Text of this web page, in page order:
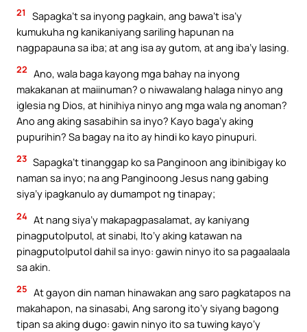
21
Sapagka’t sa inyong pagkain, ang bawa’t isa’y
kumukuha ng kanikaniyang sariling hapunan na
nagpapauna sa iba; at ang isa ay gutom, at ang iba’y lasing.
22 Ano, wala baga kayong mga bahay na inyong
makakanan at maiinuman? o niwawalang halaga ninyo ang
iglesia ng Dios, at hinihiya ninyo ang mga wala ng anoman?
Ano ang aking sasabihin sa inyo? Kayo baga’y aking
pupurihin? Sa bagay na ito ay hindi ko kayo pinupuri.
23 Sapagka’t tinanggap ko sa Panginoon ang ibinibigay ko
naman sa inyo; na ang Panginoong Jesus nang gabing
siya’y ipagkanulo ay dumampot ng tinapay;
24 At nang siya’y makapagpasalamat, ay kaniyang
pinagputolputol, at sinabi, Ito’y aking katawan na
pinagputolputol dahil sa inyo: gawin ninyo ito sa pagaalaala
sa akin.
25 At gayon din naman hinawakan ang saro pagkatapos na
makahapon, na sinasabi, Ang sarong ito’y siyang bagong
tipan sa aking dugo: gawin ninyo ito sa tuwing kayo’y